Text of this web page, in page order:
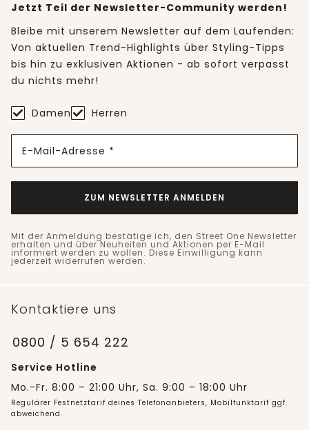
Jetzt Teil der Newsletter-Community werden!
Bleibe mit unserem Newsletter auf dem Laufenden:
Von aktuellen Trend-Highlights über Styling-Tipps
bis hin zu exklusiven Aktionen - ab sofort verpasst
du nichts mehr!
Damen Herren
E-Mail-Adresse *
ZUM NEWSLETTER ANMELDEN
Mit der Anmeldung bestätige ich, den Street One Newsletter
erhalten und über Neuheiten und Aktionen per E-Mail
informiert werden zu wollen. Diese Einwilligung kann
jederzeit widerrufen werden.
Kontaktiere uns
0800 / 5 654 222
Service Hotline
Mo.-Fr. 8:00 – 21:00 Uhr, Sa. 9:00 – 18:00 Uhr
Regulärer Festnetztarif deines Telefonanbieters, Mobilfunktarif ggf.
abweichend.